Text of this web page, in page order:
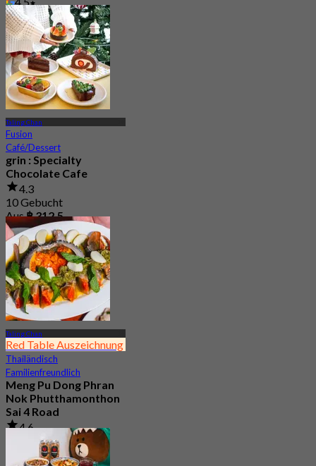
Aus฿ 312.5
Taling Chan
Fusion
Café/Dessert
grin : Specialty
Chocolate Cafe
4.3
10 Gebucht
Aus฿ 312.5
Taling Chan
Red Table Auszeichnung
Thailändisch
Familienfreundlich
Meng Pu Dong Phran
Nok Phutthamonthon
Sai 4 Road
4.6
2.9K Gebucht
฿ 323